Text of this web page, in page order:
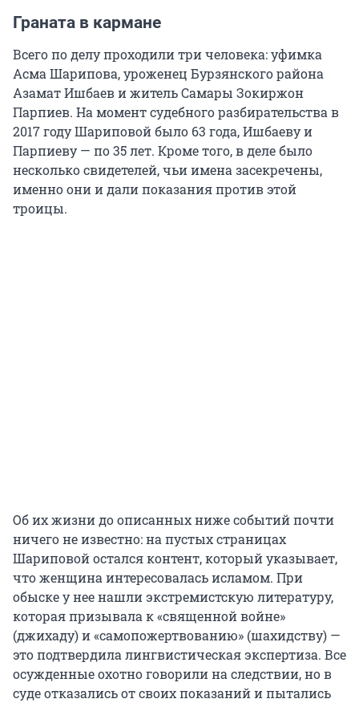
апелляционного определения Верховного суда
Российской Федерации. В документе, который
оказался в нашем распоряжении, не
обозначены все обстоятельства преступления,
но в нем есть весьма важная информация —
как пенсионерка едва не стала террористкой,
вместе с двумя подельниками планируя
взрывы в Уфе. Информация о деятельности
террористов из «Исламского государства»* (в
2014 году Верховный суд России признал ее
террористической и запретил деятельность в
Граната в кармане
Всего по делу проходили три человека: уфимка
Асма Шарипова, уроженец Бурзянского района
Азамат Ишбаев и житель Самары Зокиржон
Парпиев. На момент судебного разбирательства в
2017 году Шариповой было 63 года, Ишбаеву и
Парпиеву — по 35 лет. Кроме того, в деле было
несколько свидетелей, чьи имена засекречены,
именно они и дали показания против этой
троицы.
Об их жизни до описанных ниже событий почти
ничего не известно: на пустых страницах
Шариповой остался контент, который указывает,
что женщина интересовалась исламом. При
обыске у нее нашли экстремистскую литературу,
которая призывала к «священной войне»
(джихаду) и «самопожертвованию» (шахидству) —
это подтвердила лингвистическая экспертиза. Все
осужденные охотно говорили на следствии, но в
суде отказались от своих показаний и пытались